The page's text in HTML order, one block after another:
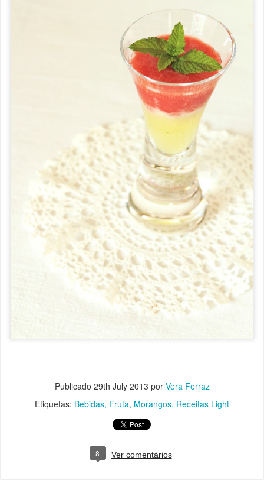
Publicado 29th July 2013 por Vera Ferraz
Etiquetas: Bebidas Fruta Morangos Receitas Light
8 Ver comentários